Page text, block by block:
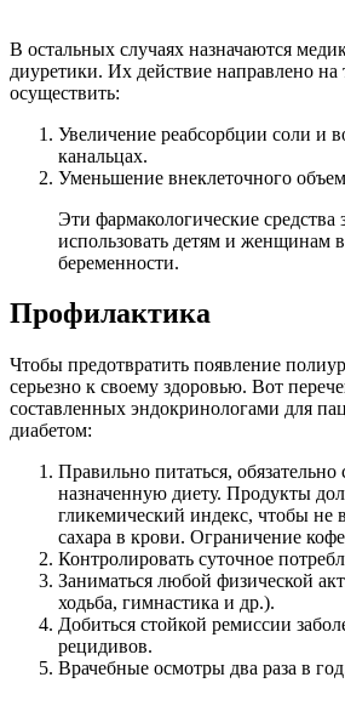
В остальных случаях назначаются
диуретики. Их действие направлено на
осуществить:
Увеличение реабсорбции соли и
канальцах.
Уменьшение внеклеточного
Эти фармакологические средства
использовать детям и женщинам
беременности.
Профилактика
Чтобы предотвратить появление
серьезно к своему здоровью. Вот
составленных эндокринологами для
диабетом:
Правильно питаться, обязательно
назначенную диету. Продукты
гликемический индекс, чтобы не
сахара в крови. Ограничение
Контролировать суточное
Заниматься любой физической
ходьба, гимнастика и др.).
Добиться стойкой ремиссии
рецидивов.
Врачебные осмотры два раза в